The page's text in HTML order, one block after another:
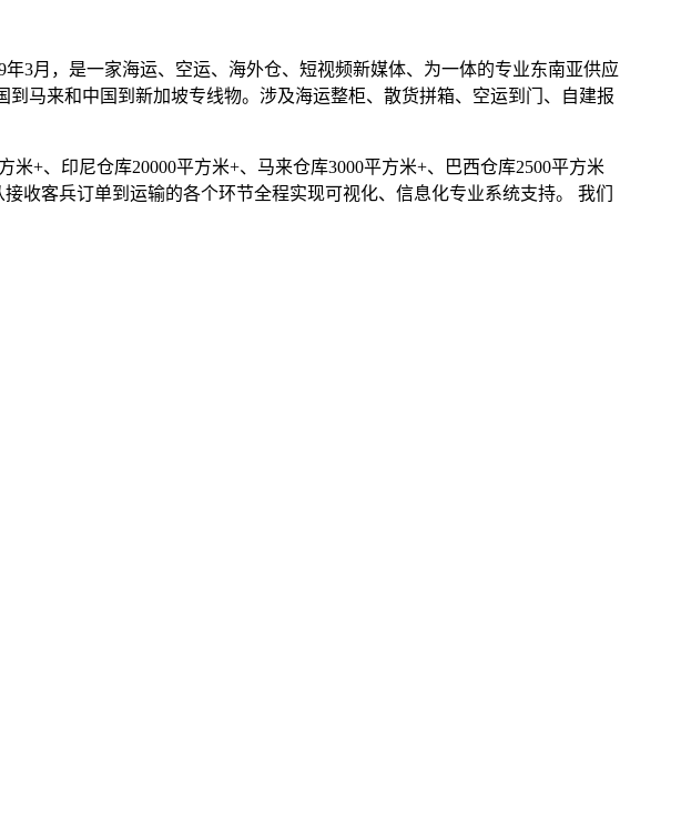
3月，是一家海运、空运、海外仓、短视频新媒体、为一体的专业东南亚供应
马来和中国到新加坡专线物。涉及海运整柜、散货拼箱、空运到门、自建报
+、印尼仓库20000平方米+、马来仓库3000平方米+、巴西仓库2500平方米
收客兵订单到运输的各个环节全程实现可视化、信息化专业系统支持。 我们